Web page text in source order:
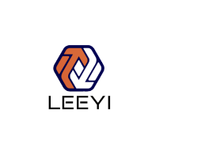
содержимому